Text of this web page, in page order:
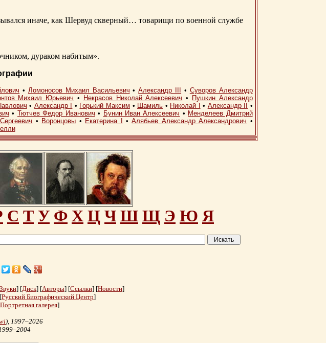
иначе, как Шервуд скверный… товарищи по военной службе
дураком набитым».
• Ломоносов Михаил Васильевич •Александр III • Суворов Александр
Михаил Юрьевич • Некрасов Николай Алексеевич •
Пушкин Александр
• Александр I • Горький Максим • Шамиль • Николай I • Александр II
•
• Тютчев Федор Иванович • Бунин Иван Алексеевич • Менделеев Дмитрий
• Воронцовы • Екатерина I •Алябьев Александр Александрович •
С Т У Ф Х Ц Ч Ш Щ Э Ю Я
] [Диск] [Авторы] [Ссылки] [Новости]
Русский Биографический Центр]
Портретная галерея]
), 1997–2026